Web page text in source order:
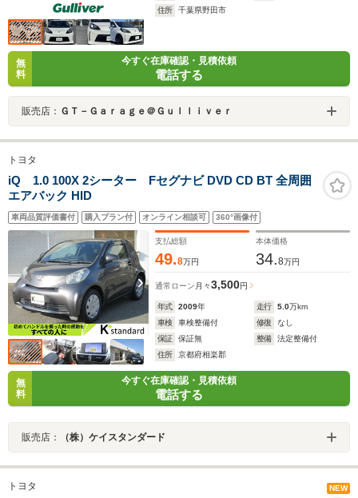
住所
千葉県野田市
無
料
今すぐ在庫確認・見積依頼
電話する
販売店： ＧＴ－Ｇａｒａｇｅ＠Ｇｕｌｌｉｖｅｒ
トヨタ
iQ 1.0 100X 2シーター Fセグナビ DVD CD BT 全周囲
エアバック HID
車両品質評価書付 購入プラン付 オンライン相談可 360°画像付
支払総額
49.8万円
本体価格
34.8万円
通常ローン 月々3,500円
年式 2009年 走行 5.0万km
車検
車検整備付 修復
なし
保証
保証無 整備
法定整備付
住所
京都府相楽郡
無
料
今すぐ在庫確認・見積依頼
電話する
販売店： （株）ケイスタンダード
トヨタ NEW